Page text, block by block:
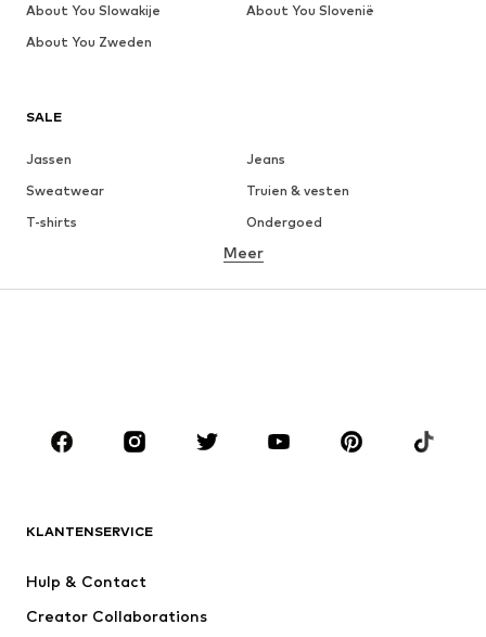
SALE
Jassen
Jeans
Sweatwear
Truien & vesten
T-shirts
Ondergoed
Hemden
KLEDING
Jassen
Ondergoed & pyjama's
Kostuums & blazers
Meer
KLANTENSERVICE
Hulp & Contact
Creator Collaborations
About You Slowakije
About You Slovenië
About You Zweden